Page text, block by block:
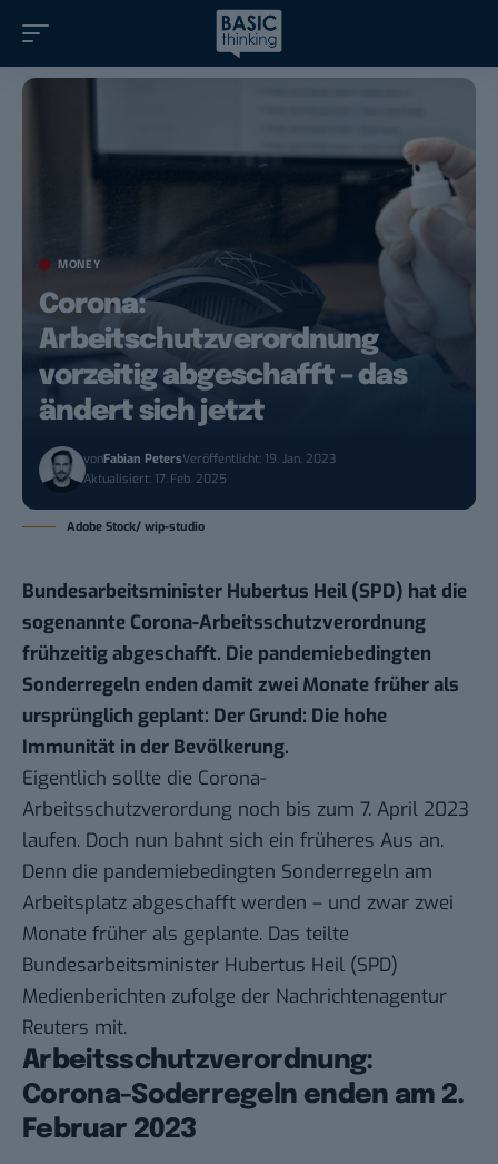
MONEY
Corona:
Arbeitschutzverordnung
vorzeitig abgeschafft – das
ändert sich jetzt
vonFabian PetersVeröffentlicht: 19. Jan. 2023
Aktualisiert: 17. Feb. 2025
Adobe Stock/ wip-studio
Bundesarbeitsminister Hubertus Heil (SPD) hat die
sogenannte Corona-Arbeitsschutzverordnung
frühzeitig abgeschafft. Die pandemiebedingten
Sonderregeln enden damit zwei Monate früher als
ursprünglich geplant: Der Grund: Die hohe
Immunität in der Bevölkerung.
Eigentlich sollte die Corona-
Arbeitsschutzverordung noch bis zum 7. April 2023
laufen. Doch nun bahnt sich ein früheres Aus an.
Denn die pandemiebedingten Sonderregeln am
Arbeitsplatz abgeschafft werden – und zwar zwei
Monate früher als geplante. Das teilte
Bundesarbeitsminister Hubertus Heil (SPD)
Medienberichten zufolge der Nachrichtenagentur
Reuters mit.
Arbeitsschutzverordnung:
Corona-Soderregeln enden am 2.
Februar 2023